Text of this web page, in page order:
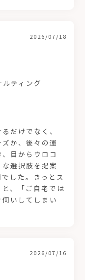
2026/07/18
ルティング
だけでなく、
か、後々の運
目からウロコ
選択肢を提案
した。きっとス
、「ご自宅では
いしてしまい
2026/07/16